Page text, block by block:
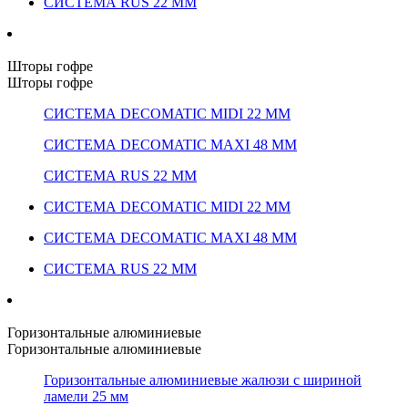
Шторы гофре
Шторы гофре
СИСТЕМА DECOMATIC MIDI 22 ММ
СИСТЕМА DECOMATIC MAXI 48 ММ
СИСТЕМА RUS 22 ММ
СИСТЕМА DECOMATIC MIDI 22 ММ
СИСТЕМА DECOMATIC MAXI 48 ММ
СИСТЕМА RUS 22 ММ
Горизонтальные алюминиевые
Горизонтальные алюминиевые
Горизонтальные алюминиевые жалюзи с шириной
ламели 25 мм